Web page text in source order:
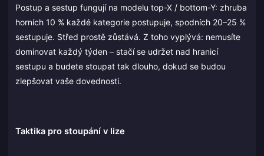
Postup a sestup fungují na modelu top-X / bottom-Y: zhruba
horních 10 % každé kategorie postupuje, spodních 20–25 %
sestupuje. Střed prostě zůstává. Z toho vyplývá: nemusíte
dominovat každý týden – stačí se udržet nad hranicí
sestupu a budete stoupat tak dlouho, dokud se budou
zlepšovat vaše dovednosti.
Taktika pro stoupání v lize